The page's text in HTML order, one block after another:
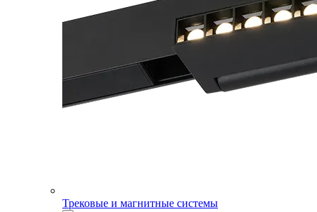
Трековые и магнитные системы